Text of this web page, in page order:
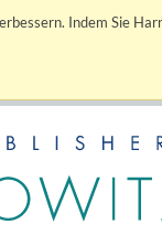
Indem Sie